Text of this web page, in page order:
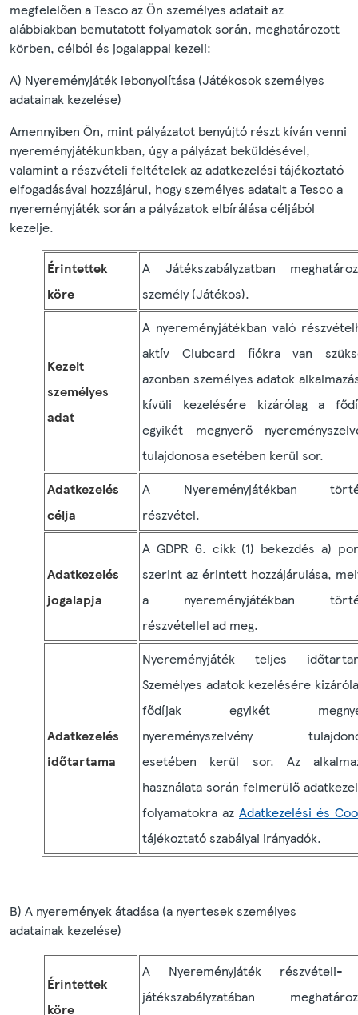
megfelelően a Tesco az Ön személyes adatait az
alábbiakban bemutatott folyamatok során, meghatározott
körben, célból és jogalappal kezeli:
A) Nyereményjáték lebonyolítása (Játékosok személyes
adatainak kezelése)
Amennyiben Ön, mint pályázatot benyújtó részt kíván venni
nyereményjátékunkban, úgy a pályázat beküldésével,
valamint a részvételi feltételek az adatkezelési tájékoztató
elfogadásával hozzájárul, hogy személyes adatait a Tesco a
nyereményjáték során a pályázatok elbírálása céljából
kezelje.
Érintettek
köre
A Játékszabályzatban
személy (Játékos).
Kezelt
személyes
adat
A nyereményjátékban való
aktív Clubcard fiókra van
azonban személyes adatok
kívüli kezelésére kizárólag a
egyikét megnyerő
tulajdonosa esetében kerül sor.
Adatkezelés
célja
A Nyereményjátékban
részvétel.
Adatkezelés
jogalapja
A GDPR 6. cikk (1) bekezdés a)
szerint az érintett hozzájárulása,
a nyereményjátékban
részvétellel ad meg.
Adatkezelés
időtartama
Nyereményjáték teljes
Személyes adatok kezelésére
fődíjak egyikét
nyereményszelvény
esetében kerül sor. Az
használata során felmerülő
folyamatokra az Adatkezelési és
tájékoztató szabályai irányadók.
B) A nyeremények átadása (a nyertesek személyes
adatainak kezelése)
Érintettek
köre
A Nyereményjáték részvételi-
játékszabályzatában